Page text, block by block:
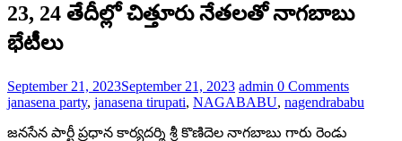
23, 24 తేదీల్లో చిత్తూరు నేతలతో నాగబాబు
భేటీలు
September 21, 2023September 21, 2023 admin 0 Comments
janasena party, janasena tirupati, NAGABABU, nagendrababu
జనసేన పార్టీ ప్రధాన కార్యదర్శి శ్రీ కొణిదెల నాగబాబు గారు రెండు